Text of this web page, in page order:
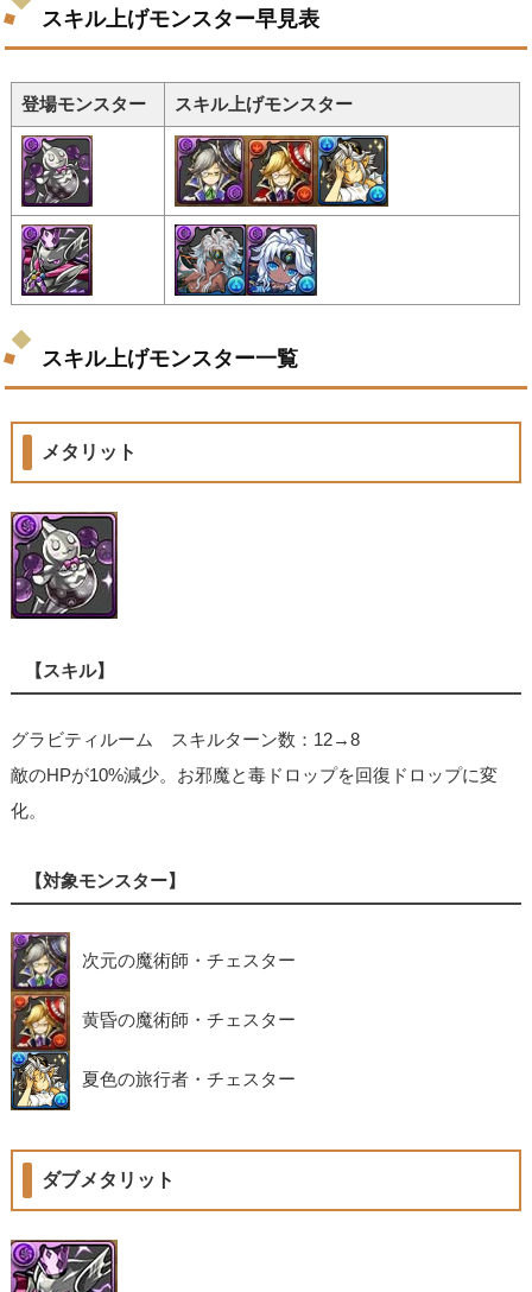
スキル上げモンスター早見表
登場モンスター スキル上げモンスター
スキル上げモンスター一覧
メタリット
【スキル】
グラビティルーム スキルターン数：12→8
敵のHPが10%減少。お邪魔と毒ドロップを回復ドロップに変
化。
【対象モンスター】
次元の魔術師・チェスター
黄昏の魔術師・チェスター
夏色の旅行者・チェスター
ダブメタリット